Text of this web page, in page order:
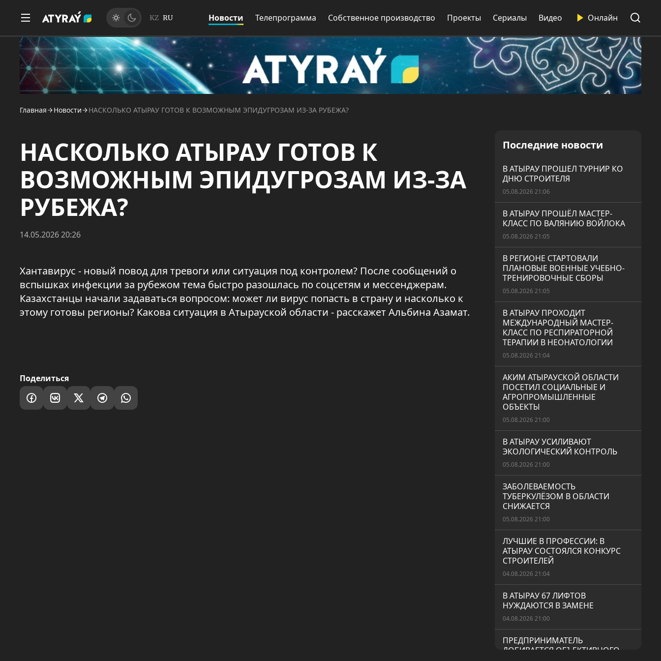
KZ RU Новости Телепрограмма Собственное производство Проекты Сериалы Видео Онлайн
Главная Новости НАСКОЛЬКО АТЫРАУ ГОТОВ К ВОЗМОЖНЫМ ЭПИДУГРОЗАМ ИЗ-ЗА РУБЕЖА?
НАСКОЛЬКО АТЫРАУ ГОТОВ К
ВОЗМОЖНЫМ ЭПИДУГРОЗАМ ИЗ-ЗА
РУБЕЖА?
14.05.2026 20:26
Хантавирус - новый повод для тревоги или ситуация под контролем? После сообщений о
вспышках инфекции за рубежом тема быстро разошлась по соцсетям и мессенджерам.
Казахстанцы начали задаваться вопросом: может ли вирус попасть в страну и насколько к
этому готовы регионы? Какова ситуация в Атырауской области - расскажет Альбина Азамат.
Поделиться
Последние новости
В АТЫРАУ ПРОШЕЛ ТУРНИР КО
ДНЮ СТРОИТЕЛЯ
05.08.2026 21:06
В АТЫРАУ ПРОШЁЛ МАСТЕР-
КЛАСС ПО ВАЛЯНИЮ ВОЙЛОКА
05.08.2026 21:05
В РЕГИОНЕ СТАРТОВАЛИ
ПЛАНОВЫЕ ВОЕННЫЕ УЧЕБНО-
ТРЕНИРОВОЧНЫЕ СБОРЫ
05.08.2026 21:05
В АТЫРАУ ПРОХОДИТ
МЕЖДУНАРОДНЫЙ МАСТЕР-
КЛАСС ПО РЕСПИРАТОРНОЙ
ТЕРАПИИ В НЕОНАТОЛОГИИ
05.08.2026 21:04
АКИМ АТЫРАУСКОЙ ОБЛАСТИ
ПОСЕТИЛ СОЦИАЛЬНЫЕ И
АГРОПРОМЫШЛЕННЫЕ
ОБЪЕКТЫ
05.08.2026 21:00
В АТЫРАУ УСИЛИВАЮТ
ЭКОЛОГИЧЕСКИЙ КОНТРОЛЬ
05.08.2026 21:00
ЗАБОЛЕВАЕМОСТЬ
ТУБЕРКУЛЁЗОМ В ОБЛАСТИ
СНИЖАЕТСЯ
05.08.2026 21:00
ЛУЧШИЕ В ПРОФЕССИИ: В
АТЫРАУ СОСТОЯЛСЯ КОНКУРС
СТРОИТЕЛЕЙ
04.08.2026 21:04
В АТЫРАУ 67 ЛИФТОВ
НУЖДАЮТСЯ В ЗАМЕНЕ
04.08.2026 21:00
ПРЕДПРИНИМАТЕЛЬ
ДОБИВАЕТСЯ ОБЪЕКТИВНОГО